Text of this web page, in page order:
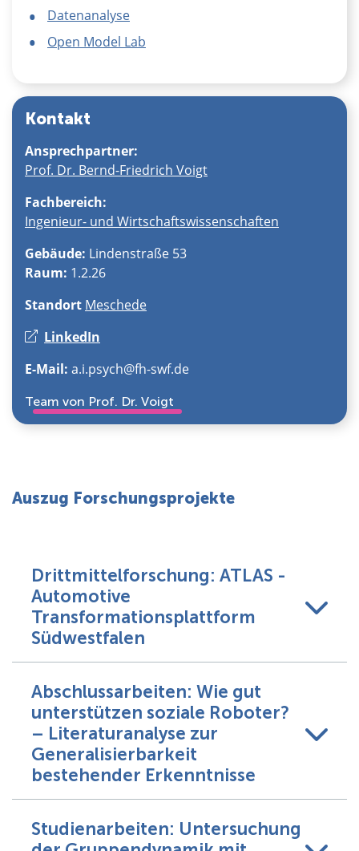
Datenanalyse
Open Model Lab
Kontakt
Ansprechpartner:
Prof. Dr. Bernd-Friedrich Voigt
Fachbereich:
Ingenieur- und Wirtschaftswissenschaften
Gebäude: Lindenstraße 53
Raum: 1.2.26
Standort Meschede
LinkedIn
E-Mail: a.i.psych@fh-swf.de
Team von Prof. Dr. Voigt
Auszug Forschungsprojekte
Drittmittelforschung: ATLAS -
Automotive
Transformationsplattform
Südwestfalen
Abschlussarbeiten: Wie gut
unterstützen soziale Roboter?
– Literaturanalyse zur
Generalisierbarkeit
bestehender Erkenntnisse
Studienarbeiten: Untersuchung